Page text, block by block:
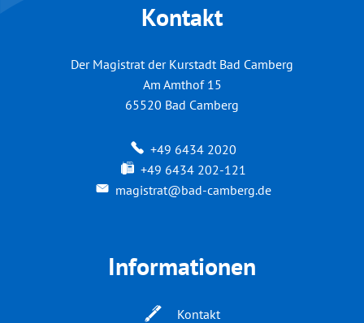
Kontakt
Der Magistrat der Kurstadt Bad Camberg
Am Amthof 15
65520 Bad Camberg
+49 6434 2020
+49 6434 202-121
magistrat@bad-camberg.de
Informationen
Kontakt